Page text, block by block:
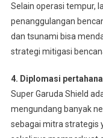
Selain operasi tempur,
penanggulangan
dan tsunami bisa
strategi mitigasi
4. Diplomasi
Super Garuda Shield
mengundang banyak
sebagai mitra strategis